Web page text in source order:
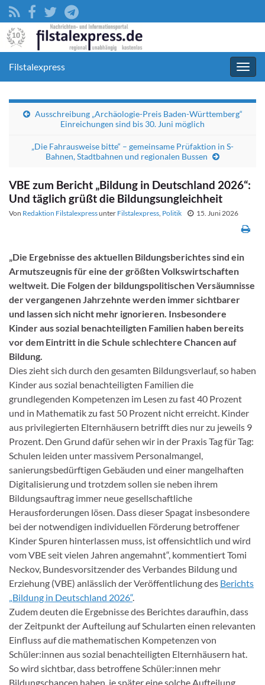
Filstalexpress
Ausschreibung „Archäologie-Preis Baden-Württemberg“
Einreichungen sind bis 30. Juni möglich
„Die Fahrausweise bitte“ – gemeinsame Prüfaktion in S-
Bahnen, Stadtbahnen und regionalen Bussen
VBE zum Bericht „Bildung in Deutschland 2026“:
Und täglich grüßt die Bildungsungleichheit
Von Redaktion Filstalexpressunter Filstalexpress, Politik 15. Juni 2026
„Die Ergebnisse des aktuellen Bildungsberichtes sind ein
Armutszeugnis für eine der größten Volkswirtschaften
weltweit. Die Folgen der bildungspolitischen Versäumnisse
der vergangenen Jahrzehnte werden immer sichtbarer
und lassen sich nicht mehr ignorieren. Insbesondere
Kinder aus sozial benachteiligten Familien haben bereits
vor dem Eintritt in die Schule schlechtere Chancen auf
Bildung.
Dies zieht sich durch den gesamten Bildungsverlauf, so haben
Kinder aus sozial benachteiligten Familien die
grundlegenden Kompetenzen im Lesen zu fast 40 Prozent
und in Mathematik zu fast 50 Prozent nicht erreicht. Kinder
aus privilegierten Elternhäusern betrifft dies nur zu jeweils 9
Prozent. Den Grund dafür sehen wir in der Praxis Tag für Tag:
Schulen leiden unter massivem Personalmangel,
sanierungsbedürftigen Gebäuden und einer mangelhaften
Digitalisierung und trotzdem sollen sie neben ihrem
Bildungsauftrag immer neue gesellschaftliche
Herausforderungen lösen. Dass dieser Spagat insbesondere
bei der notwendigen individuellen Förderung betroffener
Kinder Spuren hinterlassen muss, ist offensichtlich und wird
vom VBE seit vielen Jahren angemahnt“, kommentiert Tomi
Neckov, Bundesvorsitzender des Verbandes Bildung und
Erziehung (VBE) anlässlich der Veröffentlichung des Berichts
„Bildung in Deutschland 2026“.
Zudem deuten die Ergebnisse des Berichtes daraufhin, dass
der Zeitpunkt der Aufteilung auf Schularten einen relevanten
Einfluss auf die mathematischen Kompetenzen von
Schüler:innen aus sozial benachteiligten Elternhäusern hat.
So wird sichtbar, dass betroffene Schüler:innen mehr
Bildungschancen haben, je später eine solche Aufteilung